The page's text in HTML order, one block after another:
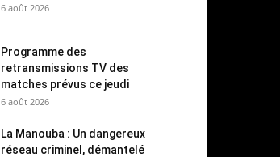
6 août 2026
Programme des
retransmissions TV des
matches prévus ce jeudi
6 août 2026
La Manouba : Un dangereux
réseau criminel, démantelé